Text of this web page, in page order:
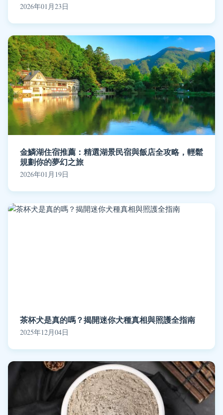
2026年01月23日
金鱗湖住宿推薦：精選湖景民宿與飯店全攻略，輕鬆
規劃你的夢幻之旅
2026年01月19日
茶杯犬是真的嗎？揭開迷你犬種真相與照護全指南
2025年12月04日